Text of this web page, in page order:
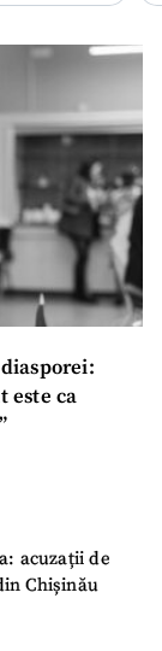
este ca
acuzații de
Chișinău